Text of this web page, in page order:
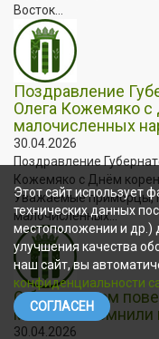
Восток...
Поздравление
Олега Кожемяко
малочисленных
30.04.2026
Поздравление
Кожемяко с Днём
Уважаемые приморцы,
малочисленных...
О безопасном
местах напомнили
30.04.2026
Этот сайт использует
технических данных
местоположении и др.)
улучшения качества
наш сайт, вы
конфиденциальности
СОГЛАСЕН